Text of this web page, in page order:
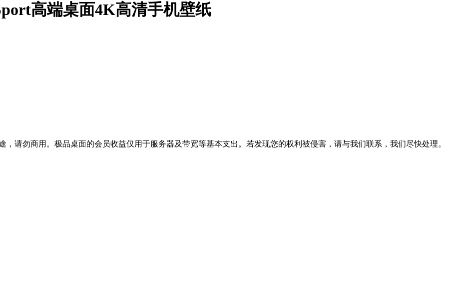
高端桌面4K高清手机壁纸
请勿商用。极品桌面的会员收益仅用于服务器及带宽等基本支出。若发现您的权利被侵害，请与我们联系，我们尽快处理。